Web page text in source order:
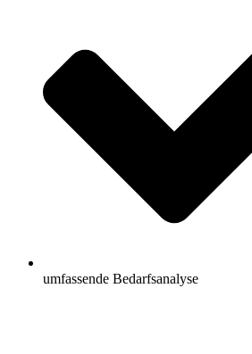
umfassende Bedarfsanalyse